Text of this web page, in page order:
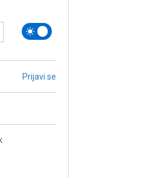
Prijavi se